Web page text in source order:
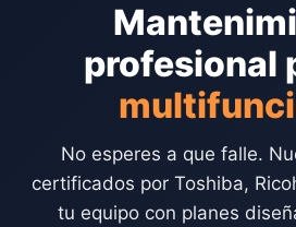
profesional
No esperes a que falle.
certificados por Toshiba,
tu equipo con planes